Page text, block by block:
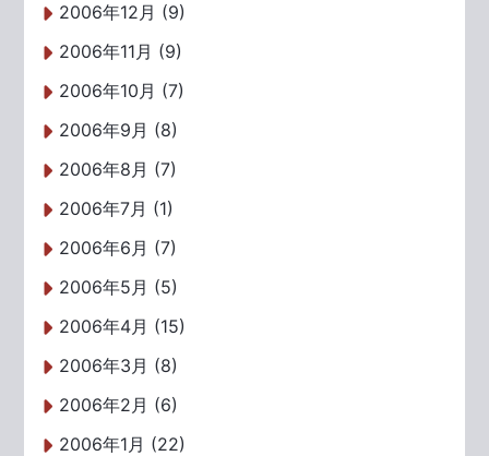
2006年12月 (9)
2006年11月 (9)
2006年10月 (7)
2006年9月 (8)
2006年8月 (7)
2006年7月 (1)
2006年6月 (7)
2006年5月 (5)
2006年4月 (15)
2006年3月 (8)
2006年2月 (6)
2006年1月 (22)